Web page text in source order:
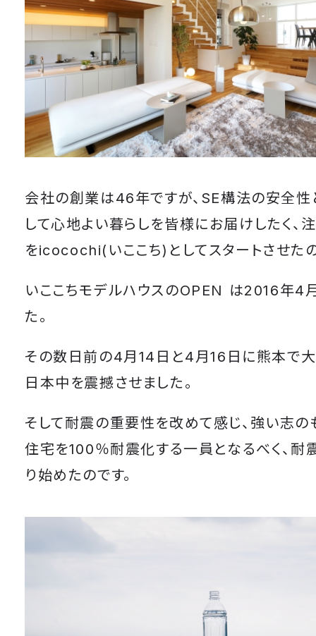
会社の創業は46年ですが、SE構法の安全性
して心地よい暮らしを皆様にお届けしたく、
をicocochi(いここち)としてスタートさせた
いここちモデルハウスのOPEN は2016年4
た。
その数日前の4月14日と4月16日に熊本で大
日本中を震撼させました。
そして耐震の重要性を改めて感じ、強い志の
住宅を100％耐震化する一員となるべく、耐
り始めたのです。